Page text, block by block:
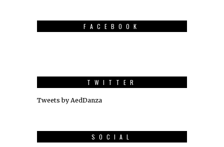
FACEBOOK
TWITTER
Tweets by AedDanza
SOCIAL